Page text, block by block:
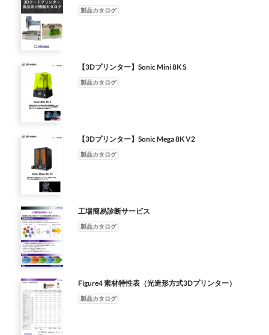
製品カタログ
【3Dプリンター】Sonic Mini 8K S
製品カタログ
【3Dプリンター】Sonic Mega 8K V2
製品カタログ
工場簡易診断サービス
製品カタログ
Figure4 素材特性表（光造形方式3Dプリンター）
製品カタログ